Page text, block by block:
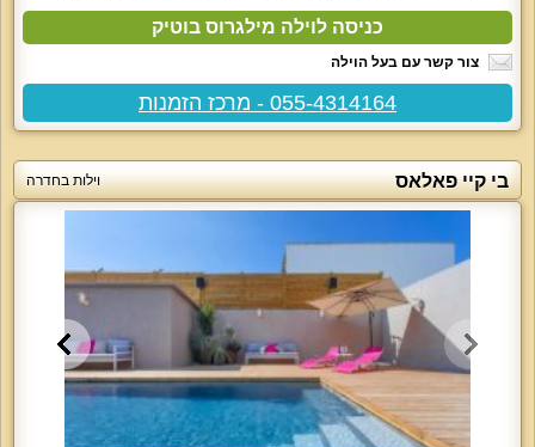
כניסה לוילה מילגרוס בוטיק
צור קשר עם בעל הוילה
055-4314164 - מרכז הזמנות
בי קיי פאלאס וילות בחדרה